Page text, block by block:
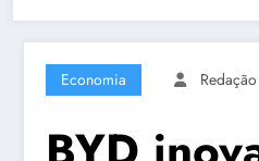
Economia Redação